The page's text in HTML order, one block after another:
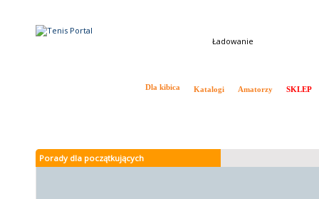
Ładowanie
Dla kibica Katalogi Amatorzy SKLEP
Porady dla początkujących